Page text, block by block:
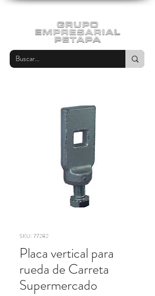
SKU: 77282
Placa vertical para
rueda de Carreta
Supermercado